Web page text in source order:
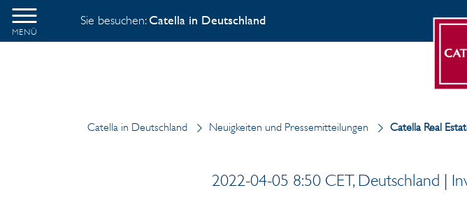
MENÜ
Sie besuchen:Catella in Deutschland
Catella in Deutschland Neuigkeiten und Pressemitteilungen Catella Real
2022-04-05 8:50 CET, Deutschland |